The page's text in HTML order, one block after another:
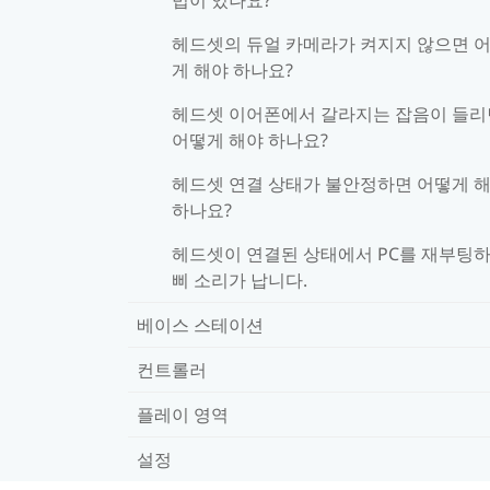
헤드셋의 듀얼 카메라가 켜지지 않으면
게 해야 하나요?
헤드셋 이어폰에서 갈라지는 잡음이 들리
어떻게 해야 하나요?
헤드셋 연결 상태가 불안정하면 어떻게
하나요?
헤드셋이 연결된 상태에서 PC를 재부팅
삐 소리가 납니다.
베이스 스테이션
컨트롤러
플레이 영역
설정